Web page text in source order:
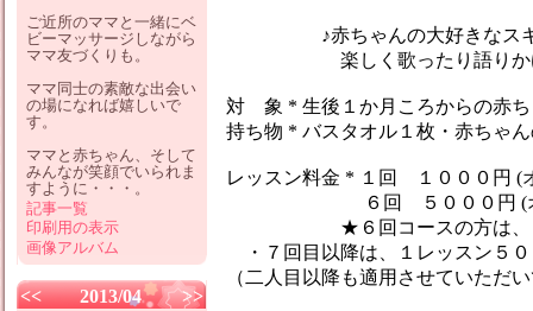
♪赤ちゃんの大好きなスキン
楽しく歌ったり語りかけな
対 象 * 生後１か月ころからの赤ち
持ち物 * バスタオル１枚・赤ちゃ
レッスン料金 * １回 １０００円 (
６回 ５０００円 (オイ
★６回コースの方は、１レ
・７回目以降は、１レッスン５
（二人目以降も適用させていただ
ご近所のママと一緒にベ
ビーマッサージしながら
ママ友づくりも。
ママ同士の素敵な出会い
の場になれば嬉しいで
す。
ママと赤ちゃん、そして
みんなが笑顔でいられま
すように・・・。
記事一覧
印刷用の表示
画像アルバム
<< 2013/04 >>